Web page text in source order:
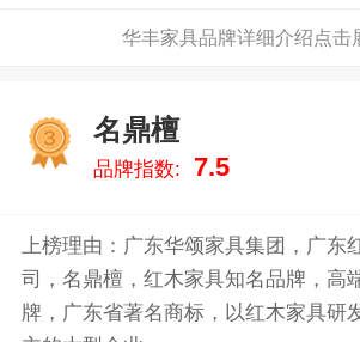
华丰家具品牌详细介绍点击
名鼎檀
品牌指数: 7.5
上榜理由：广东华颂家具集团，广东
司，名鼎檀，红木家具知名品牌，高
牌，广东省著名商标，以红木家具研